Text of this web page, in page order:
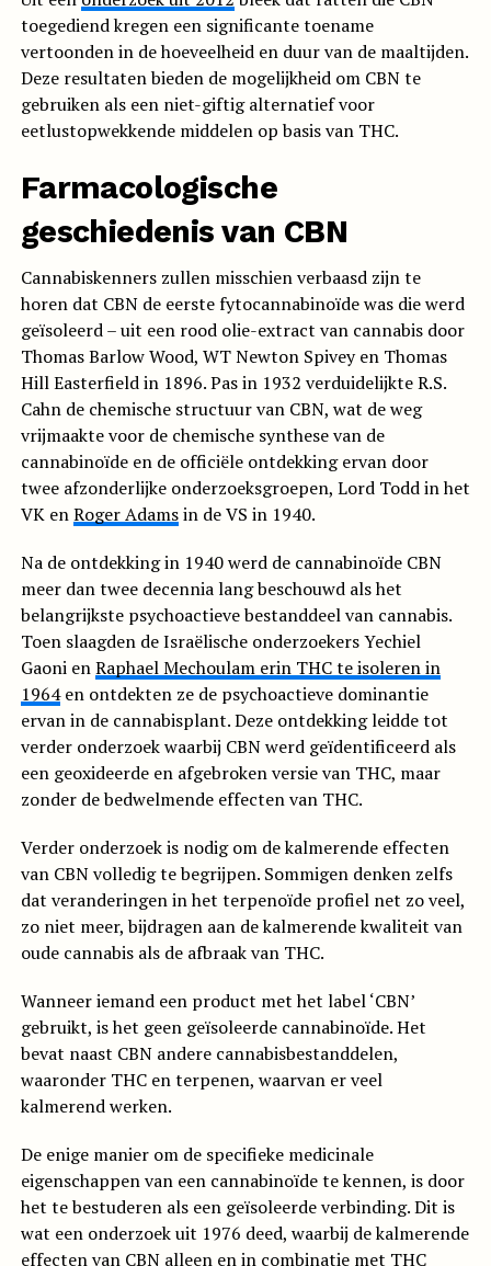
toegediend kregen een significante toename
vertoonden in de hoeveelheid en duur van de maaltijden.
Deze resultaten bieden de mogelijkheid om CBN te
gebruiken als een niet-giftig alternatief voor
eetlustopwekkende middelen op basis van THC.
Farmacologische
geschiedenis van CBN
Cannabiskenners zullen misschien verbaasd zijn te
horen dat CBN de eerste fytocannabinoïde was die werd
geïsoleerd – uit een rood olie-extract van cannabis door
Thomas Barlow Wood, WT Newton Spivey en Thomas
Hill Easterfield in 1896. Pas in 1932 verduidelijkte R.S.
Cahn de chemische structuur van CBN, wat de weg
vrijmaakte voor de chemische synthese van de
cannabinoïde en de officiële ontdekking ervan door
twee afzonderlijke onderzoeksgroepen, Lord Todd in het
VK enRoger Adamsin de VS in 1940.
Na de ontdekking in 1940 werd de cannabinoïde CBN
meer dan twee decennia lang beschouwd als het
belangrijkste psychoactieve bestanddeel van cannabis.
Toen slaagden de Israëlische onderzoekers Yechiel
Gaoni enRaphael Mechoulam erin THC te isoleren in
1964en ontdekten ze de psychoactieve dominantie
ervan in de cannabisplant. Deze ontdekking leidde tot
verder onderzoek waarbij CBN werd geïdentificeerd als
een geoxideerde en afgebroken versie van THC, maar
zonder de bedwelmende effecten van THC.
Verder onderzoek is nodig om de kalmerende effecten
van CBN volledig te begrijpen. Sommigen denken zelfs
dat veranderingen in het terpenoïde profiel net zo veel,
zo niet meer, bijdragen aan de kalmerende kwaliteit van
oude cannabis als de afbraak van THC.
Wanneer iemand een product met het label ‘CBN’
gebruikt, is het geen geïsoleerde cannabinoïde. Het
bevat naast CBN andere cannabisbestanddelen,
waaronder THC en terpenen, waarvan er veel
kalmerend werken.
De enige manier om de specifieke medicinale
eigenschappen van een cannabinoïde te kennen, is door
het te bestuderen als een geïsoleerde verbinding. Dit is
wat een onderzoek uit 1976 deed, waarbij de kalmerende
effecten van CBN alleen en in combinatie met THC